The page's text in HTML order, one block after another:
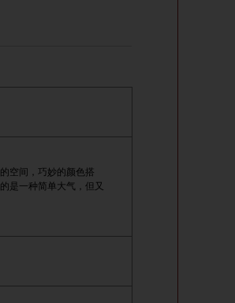
空间，巧妙的颜色搭
是一种简单大气，但又